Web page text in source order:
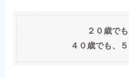
２０歳で
４０歳でも、